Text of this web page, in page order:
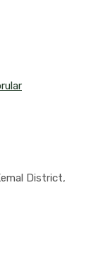
District,